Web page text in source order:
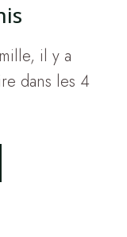
il y a
dans les 4